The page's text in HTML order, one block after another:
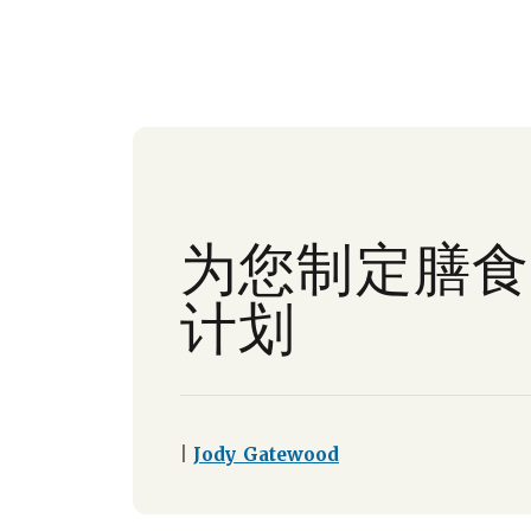
为您制定膳食
计划
Jody Gatewood